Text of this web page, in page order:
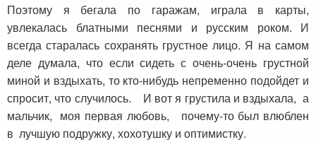
Поэтому я бегала по гаражам, играла в карты,
увлекалась блатными песнями и русским роком. И
всегда старалась сохранять грустное лицо. Я на самом
деле думала, что если сидеть с очень-очень грустной
миной и вздыхать, то кто-нибудь непременно подойдет и
спросит, что случилось. И вот я грустила и вздыхала, а
мальчик, моя первая любовь, почему-то был влюблен
в лучшую подружку, хохотушку и оптимистку.